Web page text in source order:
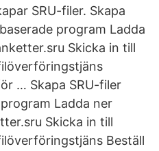
SRU-filer. Skapa
program Ladda
Skicka in till
… Skapa SRU-filer
Ladda ner
Skicka in till
Beställ